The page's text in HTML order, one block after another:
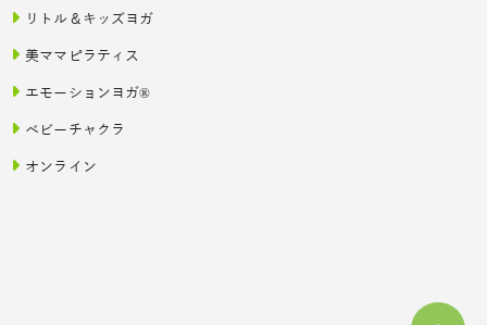
リトル＆キッズヨガ
美ママピラティス
エモーションヨガ®
ベビーチャクラ
オンライン